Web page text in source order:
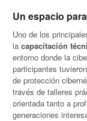
Un espacio
Uno de los
lacapacitación
entorno donde la
participantes
de protección
través de talleres
orientada tanto a
generaciones